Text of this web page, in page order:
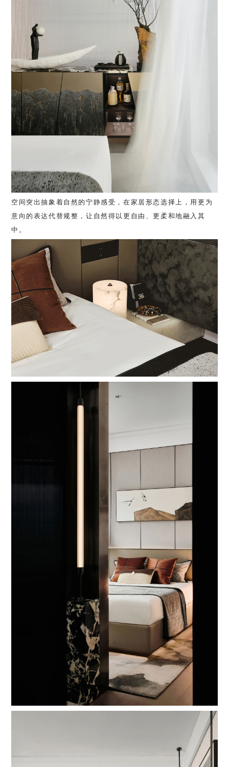
空间突出抽象着自然的宁静感受，在家居形态选择上，用更为
意向的表达代替规整，让自然得以更自由、更柔和地融入其
中。